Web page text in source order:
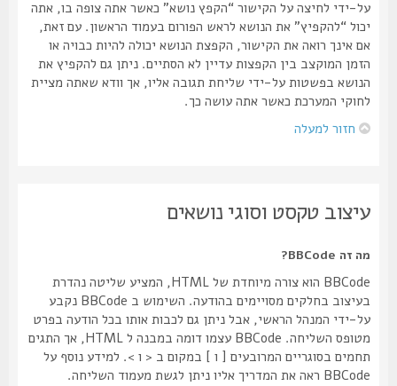
על-ידי לחיצה על הקישור “הקפץ נושא” כאשר אתה צופה בו, אתה
יכול “להקפיץ” את הנושא לראש הפורום בעמוד הראשון. עם זאת,
אם אינך רואה את הקישור, הקפצת הנושא יכולה להיות כבויה או
הזמן המוקצב בין הקפצות עדיין לא הסתיים. ניתן גם להקפיץ את
הנושא בפשטות על-ידי שליחת תגובה אליו, אך וודא שאתה מציית
לחוקי המערכת כאשר אתה עושה כך.
חזור למעלה
עיצוב טקסט וסוגי נושאים
מה זה BBCode?
BBCode הוא צורה מיוחדת של HTML, המציע שליטה נהדרת
בעיצוב בחלקים מסויימים בהודעה. השימוש ב BBCode נקבע
על-ידי המנהל הראשי, אבל ניתן גם לכבות אותו בכל הודעה בפרט
מטופס השליחה. BBCode עצמו דומה במבנה ל HTML, אך התגים
תחמים בסוגריים המרובעים [ ו ] במקום ב < ו >. למידע נוסף על
BBCode ראה את המדריך אליו ניתן לגשת מעמוד השליחה.